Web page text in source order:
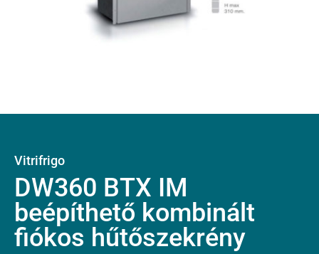
Vitrifrigo
DW360 BTX IM
beépíthető kombinált
fiókos hűtőszekrény